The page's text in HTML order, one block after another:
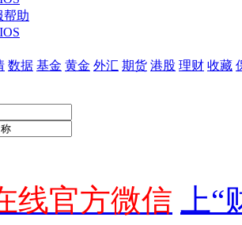
帮助
数据 基金 黄金 外汇 期货 港股 理财 收藏
线官方微信
上